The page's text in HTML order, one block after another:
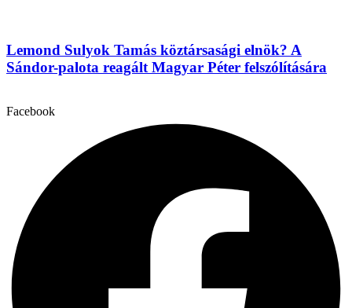
Lemond Sulyok Tamás köztársasági elnök? A
Sándor-palota reagált Magyar Péter felszólítására
Facebook